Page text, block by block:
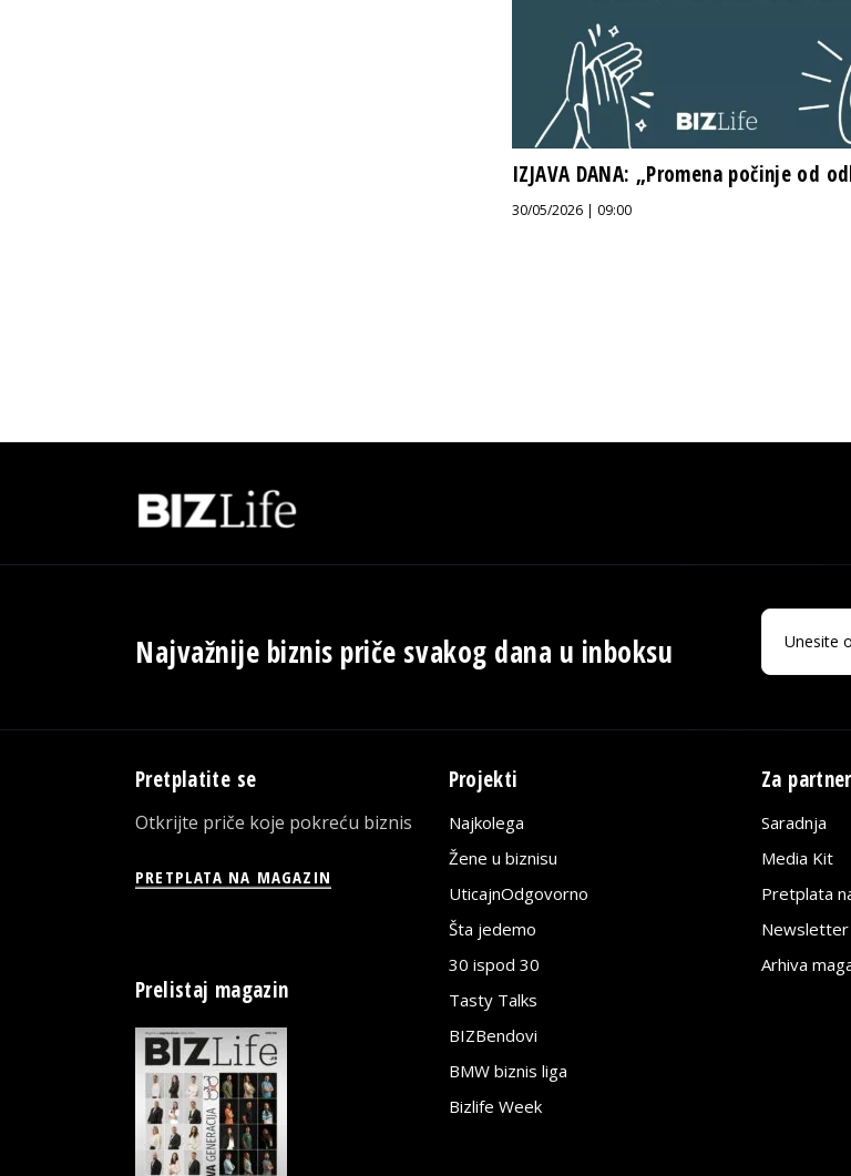
IZJAVA DANA: „Promena počinje od
30/05/2026 | 09:00
Najvažnije biznis priče svakog dana u inboksu
Pretplatite se
Otkrijte priče koje pokreću biznis
PRETPLATA NA MAGAZIN
Prelistaj magazin
Projekti
Najkolega
Žene u biznisu
UticajnOdgovorno
Šta jedemo
30 ispod 30
Tasty Talks
BIZBendovi
BMW biznis liga
Bizlife Week
Za
Saradnja
Media Kit
Pretplata
Newsletter
Arhiva